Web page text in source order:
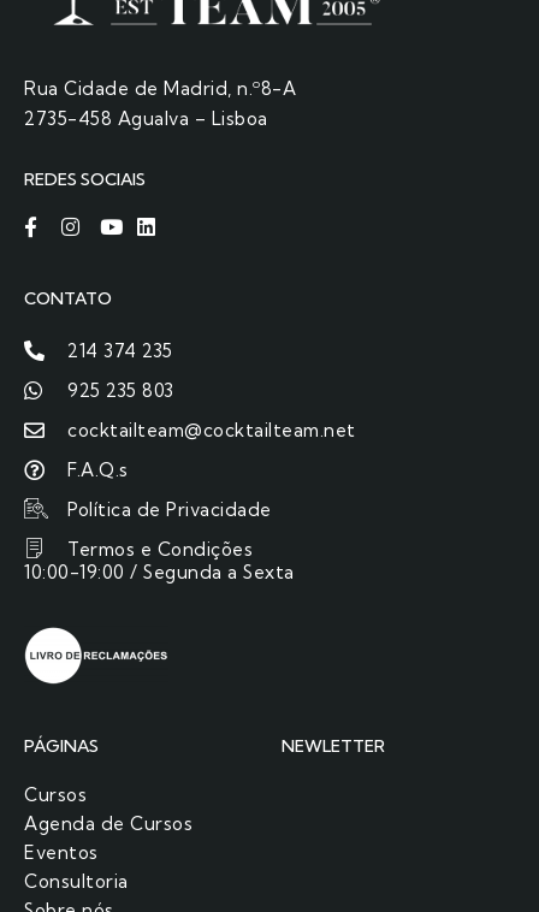
Rua Cidade de Madrid, n.º8-A
2735-458 Agualva – Lisboa
REDES SOCIAIS
CONTATO
214 374 235
925 235 803
cocktailteam@cocktailteam.net
F.A.Q.s
Política de Privacidade
Termos e Condições
10:00-19:00 / Segunda a Sexta
PÁGINAS
Cursos
Agenda de Cursos
Eventos
Consultoria
NEWLETTER